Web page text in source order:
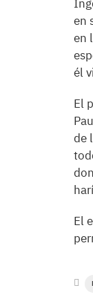
en
en
él
El
de
El